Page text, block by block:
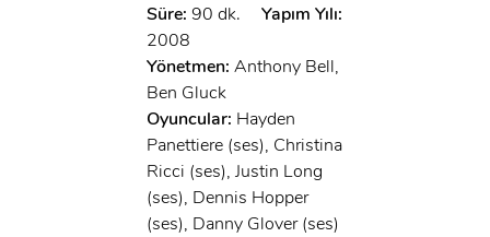
Süre: 90 dk.
Yapım Yılı:
2008
Yönetmen: Anthony Bell,
Ben Gluck
Oyuncular: Hayden
Panettiere (ses), Christina
Ricci (ses), Justin Long
(ses), Dennis Hopper
(ses), Danny Glover (ses)